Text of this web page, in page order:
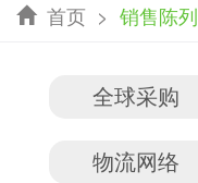
首页 > 销售陈列
全球采购
物流网络